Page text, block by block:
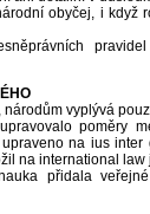
obyčej, i když
vyplývá
poměry
na ius inter
na international law
přidala